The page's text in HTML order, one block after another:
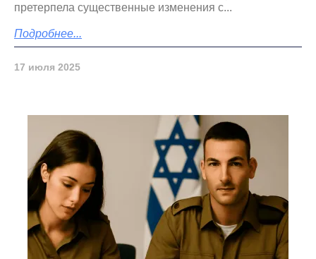
претерпела существенные изменения с...
Подробнее...
17 июля 2025